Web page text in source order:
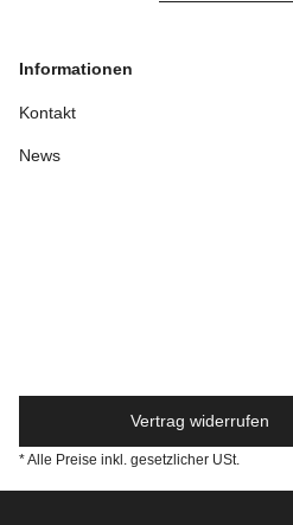
Informationen
Kontakt
News
Vertrag widerrufen
* Alle Preise inkl. gesetzlicher USt.